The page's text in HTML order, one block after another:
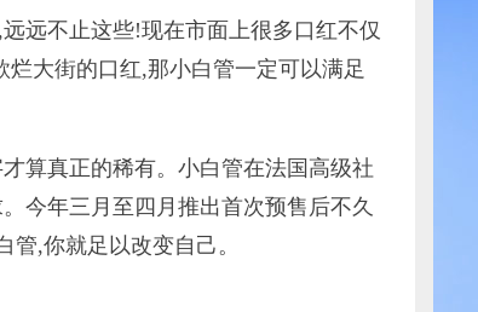
不止这些!现在市面上很多口红不仅
大街的口红,那小白管一定可以满足
真正的稀有。小白管在法国高级社
今年三月至四月推出首次预售后不久
,你就足以改变自己。